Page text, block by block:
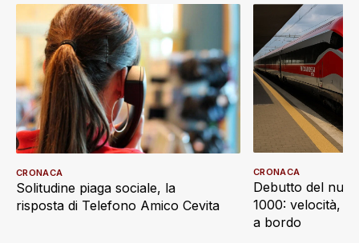
Solitudine piaga sociale, la
risposta di Telefono Amico Cevita
CRONACA
Debutto del
1000: velocità,
a bordo
CRONACA